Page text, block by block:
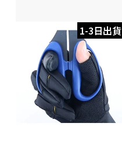
1-3日出貨